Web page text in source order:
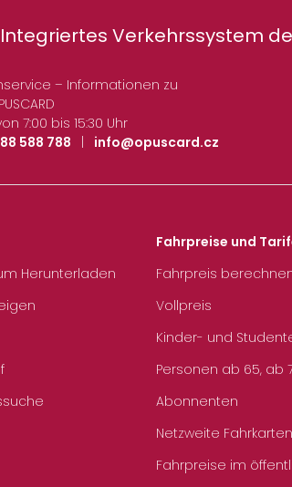
Verkehrssystem
– Informationen zu
7:00 bis 15:30 Uhr
588 788
| info@opuscard.cz
Herunterladen
Fahrpreise und
Fahrpreis
Vollpreis
Kinder- und
Personen ab 65, ab
Abonnenten
Netzweite Fahrkarten
Fahrpreise im